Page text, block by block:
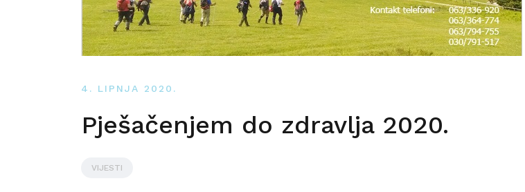
4. LIPNJA 2020.
Pješačenjem do zdravlja 2020.
VIJESTI